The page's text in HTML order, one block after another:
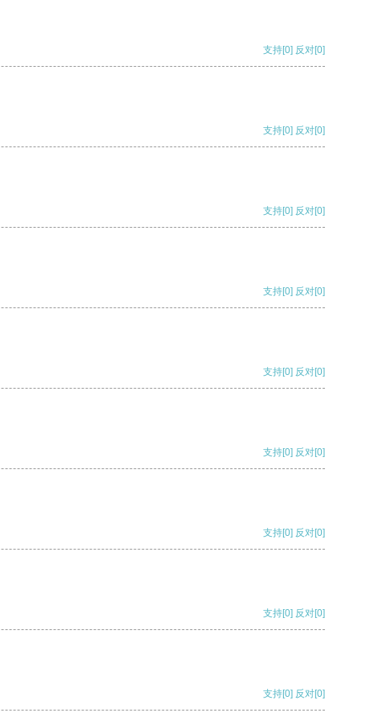
支持[0] 反对[0]
支持[0] 反对[0]
支持[0] 反对[0]
支持[0] 反对[0]
支持[0] 反对[0]
支持[0] 反对[0]
支持[0] 反对[0]
支持[0] 反对[0]
支持[0] 反对[0]